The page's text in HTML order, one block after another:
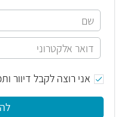
אני רוצה לקבל דיוור